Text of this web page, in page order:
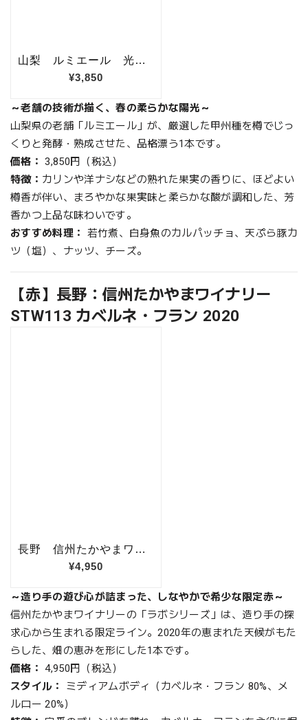
～老舗の技術が描く、春の柔らかな陽光～
山梨県の老舗「ルミエール」が、厳選した甲州種を樽でじっ
くりと発酵・熟成させた、品格漂う1本です。
価格： 3,850円（税込）
特徴： カリンや洋ナシなどの熟れた果実の香りに、ほどよい
樽香が伴い、まろやかな果実味と柔らかな酸が調和した、芳
香かつ上品な味わいです。
おすすめ料理：
若竹煮、白身魚のカルパッチョ、天ぷら豚カ
ツ（塩）、ナッツ、チーズ。
【赤】長野：信州たかやまワイナリー
STW113 カベルネ・フラン 2020
～造り手の遊び心が詰まった、しなやかで希少な限定赤～
信州たかやまワイナリーの「ラボシリーズ」は、造り手の探
求心から生まれる限定ライン。2020年の恵まれた天候がもた
らした、畑の恵みを形にした1本です。
価格： 4,950円（税込）
スタイル：
ミディアムボディ（カベルネ・フラン 80%、メ
ルロー 20%）